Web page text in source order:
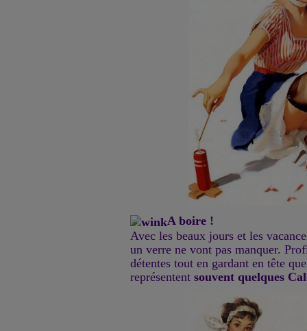
A boire !
Avec les beaux jours et les
un verre ne vont pas manquer.
détentes tout en gardant en tête
représentent souvent quelques